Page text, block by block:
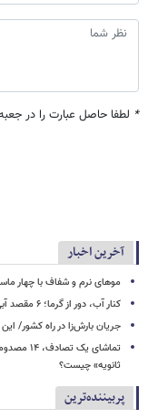
* لطفا حاصل عبارت را در
آخرین اخبار
موهای نرم و شفاف با چهار
کنار آب، دور از گرما؛ ۶ مقصد آبی/ بهترین دریاچه‌های نزدیک تهران
جریان بارش‌زا در راه کشور/
تماشای
ثانویه» چیست؟
پربیننده‌ترین